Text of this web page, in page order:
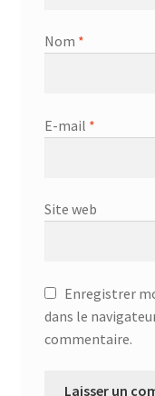
Nom *
E-mail *
Site web
Enregistrer
dans le
commentaire.